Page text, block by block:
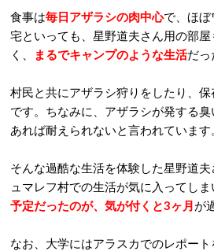
食事は毎日アザラシの肉中心で、ほぼ
宅といっても、星野道夫さん用の部
く、
まるでキャンプのような生活だっ
村民と共にアザラシ狩りをしたり、
です。ちなみに、アザラシが発する
あれば耐えられないと言われています
そんな過酷な生活を体験した星野道
ュマレフ村での生活が気に入ってしま
予定だったのが、気が付くと3ヶ月が
なお、大学にはアラスカでのレポー